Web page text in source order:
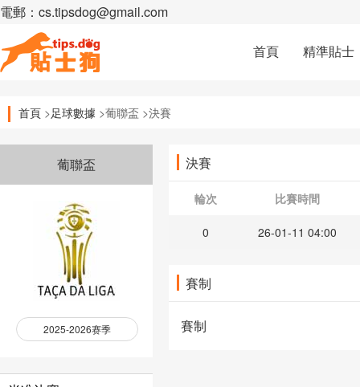
電郵：cs.tipsdog@gmail.com
首頁 精準貼士
首頁 >足球數據 >葡聯盃 >決賽
葡聯盃
2025-2026赛季
決賽
輪次 比賽時間
0 26-01-11 04:00
賽制
賽制